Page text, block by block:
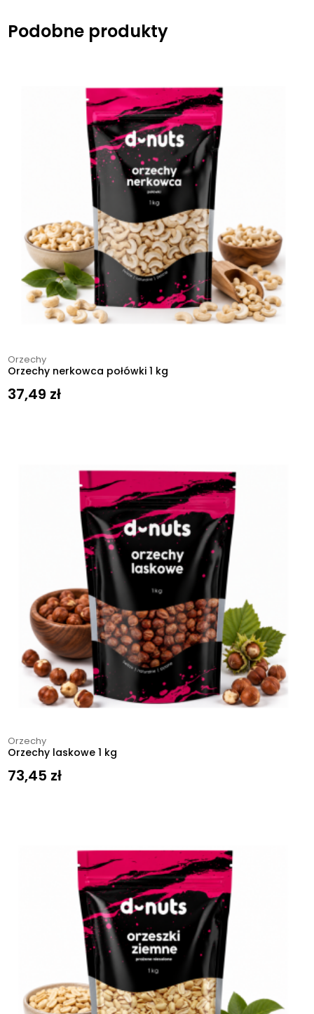
Podobne produkty
Orzechy
Orzechy nerkowca połówki 1 kg
37,49 zł
Orzechy
Orzechy laskowe 1 kg
73,45 zł